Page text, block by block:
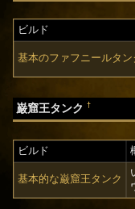
ビルド
基本のファフニールタン
巌窟王タンク†
ビルド
基本的な巌窟王タンク